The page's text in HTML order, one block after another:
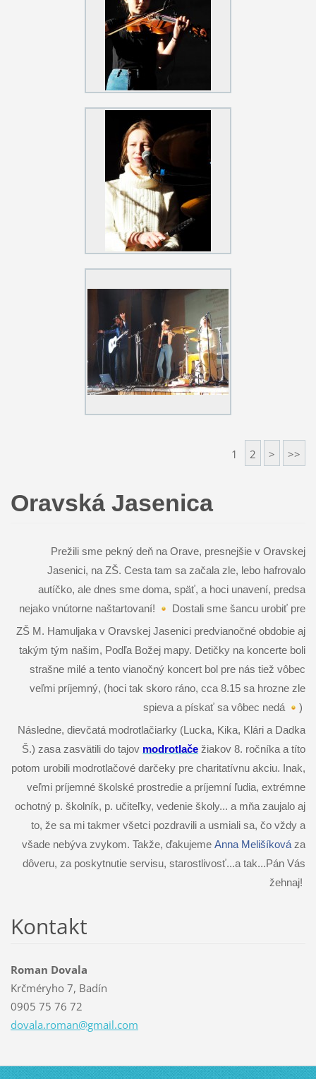
1 2 > >>
Oravská Jasenica
Prežili sme pekný deň na Orave, presnejšie v Oravskej
Jasenici, na ZŠ. Cesta tam sa začala zle, lebo hafrovalo
autíčko, ale dnes sme doma, späť, a hoci unavení, predsa
nejako vnútorne naštartovaní!
Dostali sme šancu urobiť pre
ZŠ M. Hamuljaka v Oravskej Jasenici predvianočné obdobie aj
takým tým našim, Podľa Božej mapy. Detičky na koncerte boli
strašne milé a tento vianočný koncert bol pre nás tiež vôbec
veľmi príjemný, (hoci tak skoro ráno, cca 8.15 sa hrozne zle
spieva a pískať sa vôbec nedá
)
Následne, dievčatá modrotlačiarky (Lucka, Kika, Klári a Dadka
Š.) zasa zasvätili do tajov modrotlače žiakov 8. ročníka a títo
potom urobili modrotlačové darčeky pre charitatívnu akciu. Inak,
veľmi príjemné školské prostredie a príjemní ľudia, extrémne
ochotný p. školník, p. učiteľky, vedenie školy... a mňa zaujalo aj
to, že sa mi takmer všetci pozdravili a usmiali sa, čo vždy a
všade nebýva zvykom. Takže, ďakujemeAnna Melišíková za
dôveru, za poskytnutie servisu, starostlivosť...a tak...Pán Vás
žehnaj!
Kontakt
Roman Dovala
Krčméryho 7, Badín
0905 75 76 72
dovala.roman@gmail.com